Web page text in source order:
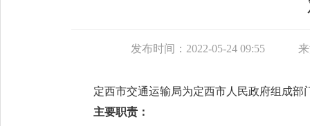
发布时间：2022-05-24 09:55
定西市交通运输局为定西市人民政府组成部
主要职责：